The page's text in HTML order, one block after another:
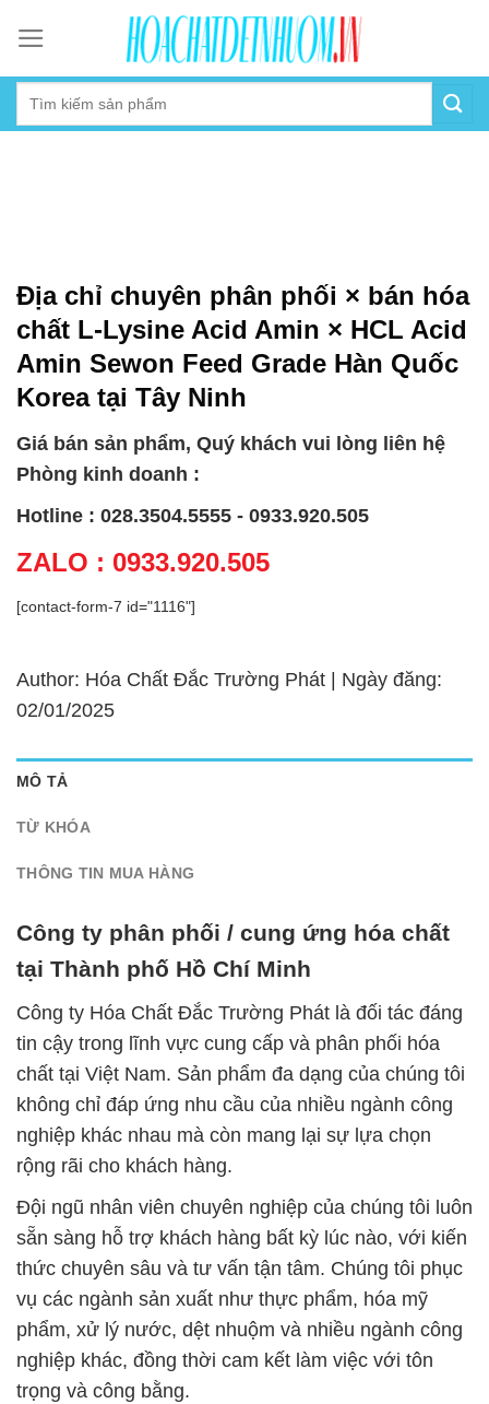
content
Địa chỉ chuyên phân phối × bán hóa
chất L-Lysine Acid Amin × HCL Acid
Amin Sewon Feed Grade Hàn Quốc
Korea tại Tây Ninh
Giá bán sản phẩm, Quý khách vui lòng liên hệ
Phòng kinh doanh :
Hotline : 028.3504.5555 - 0933.920.505
ZALO : 0933.920.505
[contact-form-7 id="1116"]
Author: Hóa Chất Đắc Trường Phát | Ngày đăng:
02/01/2025
MÔ TẢ
TỪ KHÓA
THÔNG TIN MUA HÀNG
Công ty phân phối / cung ứng hóa chất
tại Thành phố Hồ Chí Minh
Công ty Hóa Chất Đắc Trường Phát là đối tác đáng
tin cậy trong lĩnh vực cung cấp và phân phối hóa
chất tại Việt Nam. Sản phẩm đa dạng của chúng tôi
không chỉ đáp ứng nhu cầu của nhiều ngành công
nghiệp khác nhau mà còn mang lại sự lựa chọn
rộng rãi cho khách hàng.
Đội ngũ nhân viên chuyên nghiệp của chúng tôi luôn
sẵn sàng hỗ trợ khách hàng bất kỳ lúc nào, với kiến
thức chuyên sâu và tư vấn tận tâm. Chúng tôi phục
vụ các ngành sản xuất như thực phẩm, hóa mỹ
phẩm, xử lý nước, dệt nhuộm và nhiều ngành công
nghiệp khác, đồng thời cam kết làm việc với tôn
trọng và công bằng.